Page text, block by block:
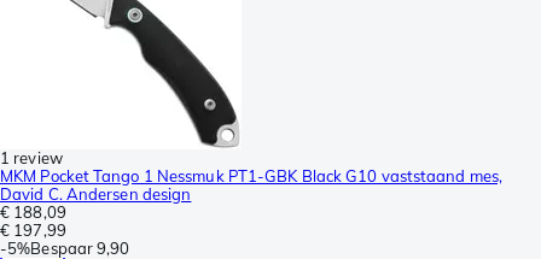
1 review
MKM Pocket Tango 1 Nessmuk PT1-GBK Black G10 vaststaand mes,
David C. Andersen design
€ 188,09
€ 197,99
-5%Bespaar9,90